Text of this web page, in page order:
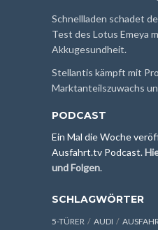
Schnellladen schadet
Test des Lotus Emeya
Akkugesundheit.
Stellantis kämpft mit
Marktanteilszuwachs
PODCAST
Ein Mal die Woche
Ausfahrt.tv Podcast.
und Folgen.
SCHLAGWÖRTER
5-TÜRER AUDI